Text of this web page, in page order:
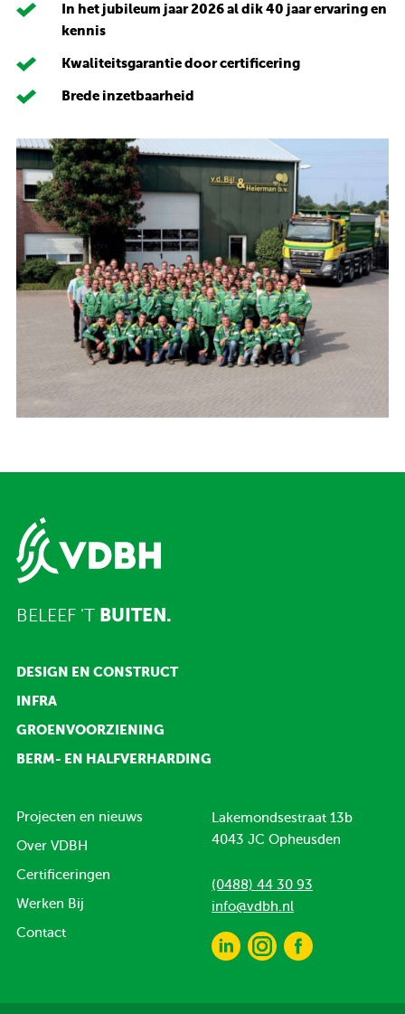
In het jubileum jaar 2026 al dik 40 jaar ervaring en
kennis
Kwaliteitsgarantie door certificering
Brede inzetbaarheid
BELEEF 'T BUITEN.
DESIGN EN CONSTRUCT
INFRA
GROENVOORZIENING
BERM- EN HALFVERHARDING
Projecten en nieuws
Over VDBH
Certificeringen
Werken Bij
Contact
Lakemondsestraat 13b
4043 JC Opheusden
(0488) 44 30 93
info@vdbh.nl